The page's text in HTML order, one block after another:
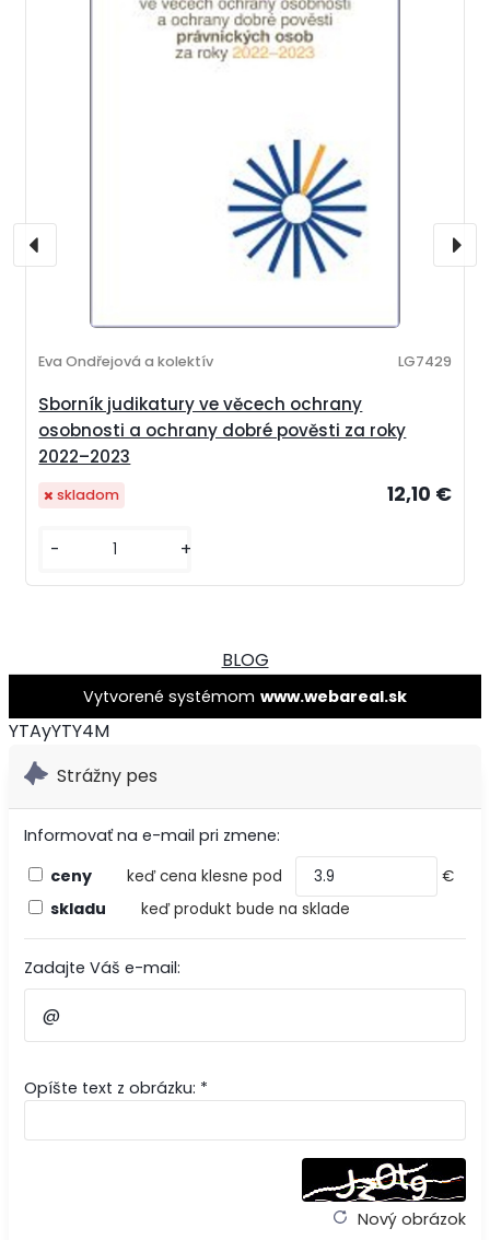
Sborník judikatury ve věcech ochrany
osobnosti a ochrany dobré pověsti za roky
2022–2023
Eva Ondřejová a kolektív LG7429
12,10 €
- +
skladom
BLOG
Vytvorené systémom www.webareal.sk
YTAyYTY4M
Strážny pes
Informovať na e-mail pri zmene:
ceny
keď cena klesne pod €
skladu keď produkt bude na sklade
Zadajte Váš e-mail:
Opíšte text z obrázku: *
Nový obrázok